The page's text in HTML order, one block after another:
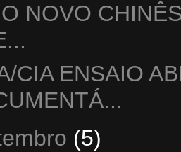
NOVO
CIA ENSAIO
(5)